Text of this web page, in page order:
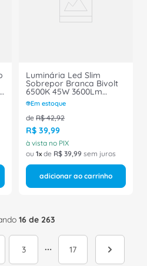
Luminária Led Slim
Sobrepor Branca Bivolt
6500K 45W 3600Lm
05904 Ourolux
Em estoque
de R$ 42,92
R$ 39,99
à vista no PIX
ou 1 de R$ 39,99 sem juros
adicionar ao carrinho
16 de 263
3 17